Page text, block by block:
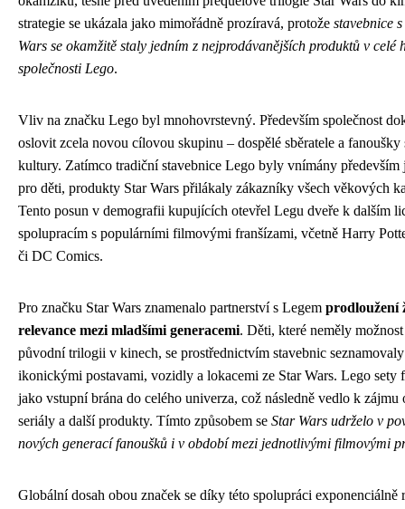
strategie se ukázala jako mimořádně prozíravá, protože stavebnice
Wars se okamžitě staly jedním z nejprodávanějších produktů v celé
společnosti Lego.
Vliv na značku Lego byl mnohovrstevný. Především společnost
oslovit zcela novou cílovou skupinu – dospělé sběratele a fanoušky
kultury. Zatímco tradiční stavebnice Lego byly vnímány především
pro děti, produkty Star Wars přilákaly zákazníky všech věkových
Tento posun v demografii kupujících otevřel Legu dveře k dalším
spolupracím s populárními filmovými franšízami, včetně Harry
či DC Comics.
Pro značku Star Wars znamenalo partnerství s Legem prodloužení
relevance mezi mladšími generacemi. Děti, které neměly
původní trilogii v kinech, se prostřednictvím stavebnic
ikonickými postavami, vozidly a lokacemi ze Star Wars. Lego sety
jako vstupní brána do celého univerza, což následně vedlo k zájmu
seriály a další produkty. Tímto způsobem se Star Wars udrželo v
nových generací fanoušků i v období mezi jednotlivými filmovými
Globální dosah obou značek se díky této spolupráci exponenciálně